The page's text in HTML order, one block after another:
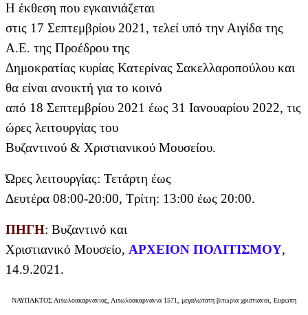
Η έκθεση που εγκαινιάζεται
στις 17 Σεπτεμβρίου 2021, τελεί υπό την Αιγίδα της
Α.Ε. της Προέδρου της
Δημοκρατίας κυρίας Κατερίνας Σακελλαροπούλου και
θα είναι ανοικτή για το κοινό
από 18 Σεπτεμβρίου 2021 έως 31 Ιανουαρίου 2022, τις
ώρες λειτουργίας του
Βυζαντινού & Χριστιανικού Μουσείου.
Ώρες λειτουργίας: Τετάρτη έως
Δευτέρα 08:00-20:00, Τρίτη: 13:00 έως 20:00.
ΠΗΓΗ: Βυζαντινό και
Χριστιανικό Μουσείο, ΑΡΧΕΙΟΝ ΠΟΛΙΤΙΣΜΟΥ,
14.9.2021.
ΝΑΥΠΑΚΤΟΣ Αιτωλοακαρνανιας, Αιτωλοακαρνανια 1571, μεγαλωτατη βιτωρια χριστιανοι, Ευρωπη